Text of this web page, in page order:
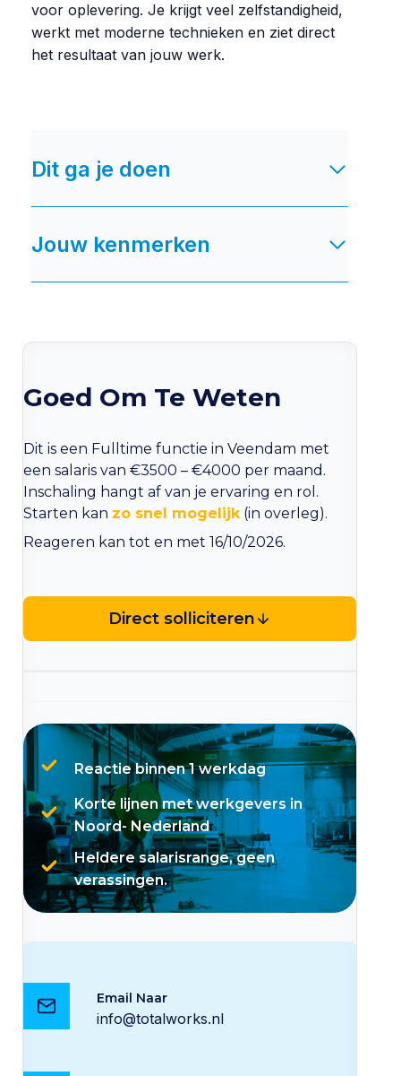
voor oplevering. Je krijgt veel zelfstandigheid,
werkt met moderne technieken en ziet direct
het resultaat van jouw werk.
Dit ga je doen
Jouw kenmerken
Goed Om Te Weten
Dit is een Fulltime functie in Veendam met
een salaris van €3500 – €4000 per maand.
Inschaling hangt af van je ervaring en rol.
Starten kan zo snel mogelijk(in overleg).
Reageren kan tot en met 16/10/2026.
Direct solliciteren
Reactie binnen 1 werkdag
Korte lijnen met werkgevers in
Noord- Nederland
Heldere salarisrange, geen
verassingen.
Email Naar
info@totalworks.nl